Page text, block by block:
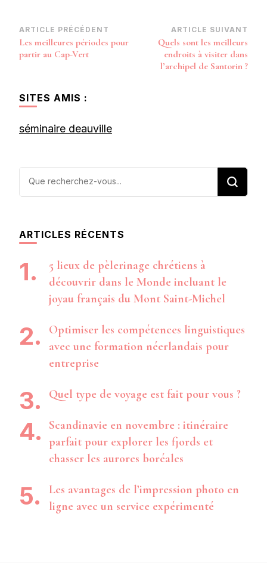
Navigation
d’article
ARTICLE PRÉCÉDENT
Les meilleures périodes pour
partir au Cap-Vert
ARTICLE SUIVANT
Quels sont les meilleurs
endroits à visiter dans
l’archipel de Santorin ?
SITES AMIS :
séminaire deauville
Vous
ARTICLES RÉCENTS
5 lieux de pèlerinage chrétiens à
découvrir dans le Monde incluant le
joyau français du Mont Saint-Michel
Optimiser les compétences linguistiques
avec une formation néerlandais pour
entreprise
Quel type de voyage est fait pour vous ?
Scandinavie en novembre : itinéraire
parfait pour explorer les fjords et
chasser les aurores boréales
Les avantages de l’impression photo en
ligne avec un service expérimenté